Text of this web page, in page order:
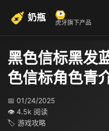
奶瓶 虎牙旗下产品
黑色信标黑发
色信标角色青
📅 01/24/2025
👁 4.5k 阅读
🏷 游戏攻略